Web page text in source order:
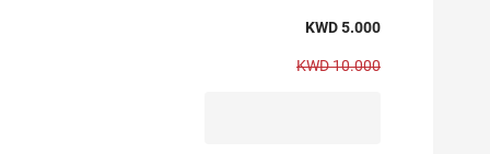
KWD 5.000
KWD 10.000